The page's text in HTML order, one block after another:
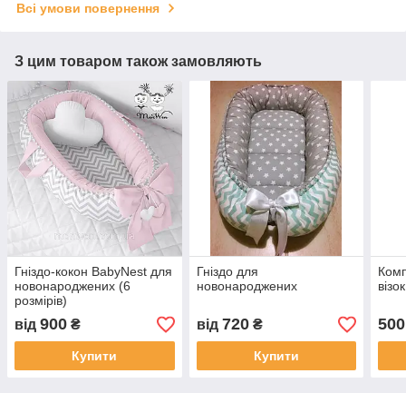
Всі умови повернення
З цим товаром також замовляють
Гніздо-кокон BabyNest для
новонароджених (6
розмірів)
від 900 ₴
Купити
Гніздо для
новонароджених
від 720₴
Купити
500